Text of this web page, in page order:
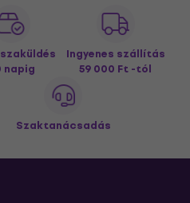
napig
Ingyenes szállítás
59 000 Ft -tól
Szaktanácsadás